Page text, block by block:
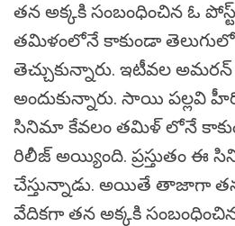
తన అక్కకి సంబంధించిన ఓ
తమిళంలోనే కాకుండా తెలుగులో
తెచ్చుకున్నారు. ఇటీవల
అందుకున్నారు. సాయి
సినిమా కేవలం తమిళ్ లోనే
రిలీజ్ అయ్యింది. ప్రస్తుతం
చేస్తున్నాడు. అయితే తాజాగా
వేదికగా తన అక్కకి